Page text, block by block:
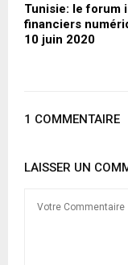
Tunisie: le forum
financiers
10 juin 2020
1 COMMENTAIRE
LAISSER UN